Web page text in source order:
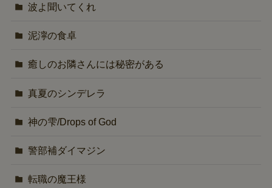
波よ聞いてくれ
泥濘の食卓
癒しのお隣さんには秘密がある
真夏のシンデレラ
神の雫/Drops of God
警部補ダイマジン
転職の魔王様